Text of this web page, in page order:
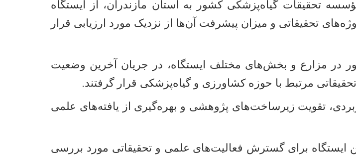
تحقیقات گیاه‌پزشکی کشور به استان مازندران، از ایستگاه
تحقیقاتی و میزان پیشرفت آن‌ها از نزدیک مورد ارزیابی قرار
در مزارع و بخش‌های مختلف ایستگاه، در جریان آخرین وضعیت
مرتبط با حوزه کشاورزی و گیاه‌پزشکی قرار گرفتند.
تقویت زیرساخت‌های پژوهشی و بهره‌گیری از یافته‌های علمی
برای گسترش فعالیت‌های علمی و تحقیقاتی مورد بررسی